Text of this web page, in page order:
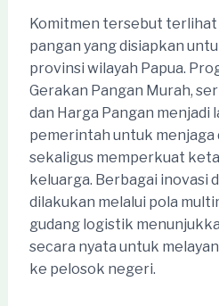
Komitmen tersebut terlihat
pangan yang disiapkan
provinsi wilayah Papua.
Gerakan Pangan Murah,
dan Harga Pangan
pemerintah untuk menjaga
sekaligus memperkuat
keluarga. Berbagai inovasi
dilakukan melalui pola
gudang logistik
secara nyata untuk
ke pelosok negeri.